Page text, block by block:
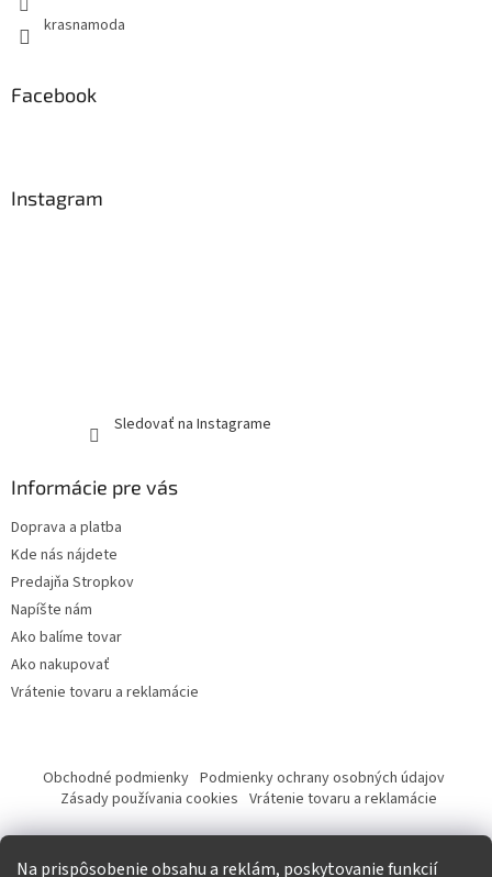
Na prispôsobenie obsahu a reklám, poskytovanie funkcií
krasnamoda
Facebook
Instagram
Sledovať na Instagrame
Informácie pre vás
Doprava a platba
Kde nás nájdete
Predajňa Stropkov
Napíšte nám
Ako balíme tovar
Ako nakupovať
Vrátenie tovaru a reklamácie
Obchodné podmienky Podmienky ochrany osobných údajov
Zásady používania cookies Vrátenie tovaru a reklamácie
Tvorba eshopu a SEO optimalizácia